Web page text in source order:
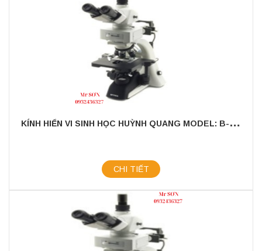
K
ÍNH HIỂN VI SINH HỌC HUỲNH QUANG MODEL: B-353LD2
CHI TIẾT